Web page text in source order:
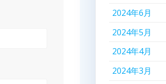
2024年6月
2024年5月
2024年4月
2024年3月